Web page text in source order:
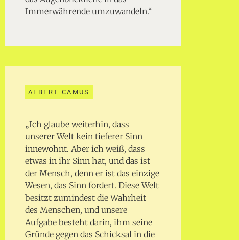
Immerwährende umzuwandeln.“
ALBERT CAMUS
„Ich glaube weiterhin, dass
unserer Welt kein tieferer Sinn
innewohnt. Aber ich weiß, dass
etwas in ihr Sinn hat, und das ist
der Mensch, denn er ist das einzige
Wesen, das Sinn fordert. Diese Welt
besitzt zumindest die Wahrheit
des Menschen, und unsere
Aufgabe besteht darin, ihm seine
Gründe gegen das Schicksal in die